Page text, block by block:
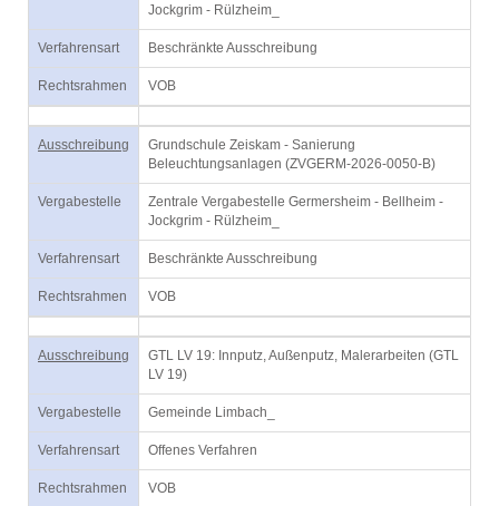
Jockgrim - Rülzheim_
Verfahrensart Beschränkte Ausschreibung
Rechtsrahmen VOB
Ausschreibung
Grundschule Zeiskam - Sanierung
Beleuchtungsanlagen (ZVGERM-2026-0050-B)
Vergabestelle
Zentrale Vergabestelle Germersheim - Bellheim -
Jockgrim - Rülzheim_
Verfahrensart Beschränkte Ausschreibung
Rechtsrahmen VOB
Ausschreibung
GTL LV 19: Innputz, Außenputz, Malerarbeiten (GTL
LV 19)
Vergabestelle Gemeinde Limbach_
Verfahrensart Offenes Verfahren
Rechtsrahmen VOB